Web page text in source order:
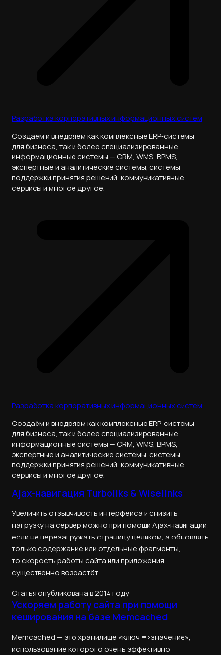
Разработка корпоративных информационных систем
Cоздаём и внедряем как комплексные ERP‑системы
для бизнеса, так и более специализированные
информационные системы — CRM, WMS, BPMS,
экспертные и аналитические системы, системы
поддержки принятия решений, коммуникативные
сервисы и многое другое.
Разработка корпоративных информационных систем
Cоздаём и внедряем как комплексные ERP‑системы
для бизнеса, так и более специализированные
информационные системы — CRM, WMS, BPMS,
экспертные и аналитические системы, системы
поддержки принятия решений, коммуникативные
сервисы и многое другое.
Ajax-навигация Turboliks & Wiselinks
Увеличить отзывчивость интерфейса и снизить
нагрузку на сервер можно при помощи Ajax‑навигации:
если не перезагружать страницу целиком, а обновлять
только содержание или отдельные фрагменты,
то скорость работы сайта или приложения
существенно возрастёт.
Статья опубликована в 2014 году
Ускоряем работу сайта при помощи
кеширования на базе Memcached
Memcached — это хранилище «ключ =>значение»,
использование которого очень эффективно